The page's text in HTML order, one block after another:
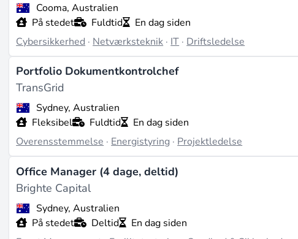
Cooma, Australien
På stedet
Fuldtid
En dag siden
Cybersikkerhed · Netværksteknik · IT · Driftsledelse
Portfolio Dokumentkontrolchef
TransGrid
Sydney, Australien
Fleksibel
Fuldtid
En dag siden
Overensstemmelse · Energistyring · Projektledelse
Office Manager (4 dage, deltid)
Brighte Capital
Sydney, Australien
På stedet
Deltid
En dag siden